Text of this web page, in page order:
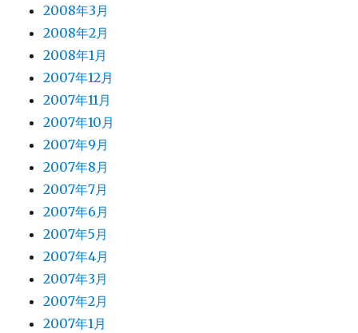
2008年3月
2008年2月
2008年1月
2007年12月
2007年11月
2007年10月
2007年9月
2007年8月
2007年7月
2007年6月
2007年5月
2007年4月
2007年3月
2007年2月
2007年1月